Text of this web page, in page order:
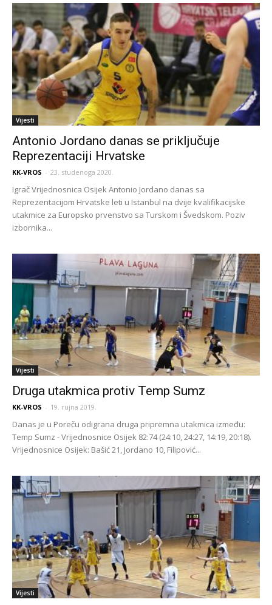
Vijesti
Antonio Jordano danas se priključuje
Reprezentaciji Hrvatske
KK-VROS - 23. studenoga 2020.
Igrač Vrijednosnica Osijek Antonio Jordano danas sa
Reprezentacijom Hrvatske leti u Istanbul na dvije kvalifikacijske
utakmice za Europsko prvenstvo sa Turskom i Švedskom. Poziv
izbornika...
Vijesti
Druga utakmica protiv Temp Sumz
KK-VROS - 19. rujna 2019.
Danas je u Poreču odigrana druga pripremna utakmica između:
Temp Sumz - Vrijednosnice Osijek 82:74 (24:10, 24:27, 14:19, 20:18).
Vrijednosnice Osijek: Bašić 21, Jordano 10, Filipović...
Vijesti